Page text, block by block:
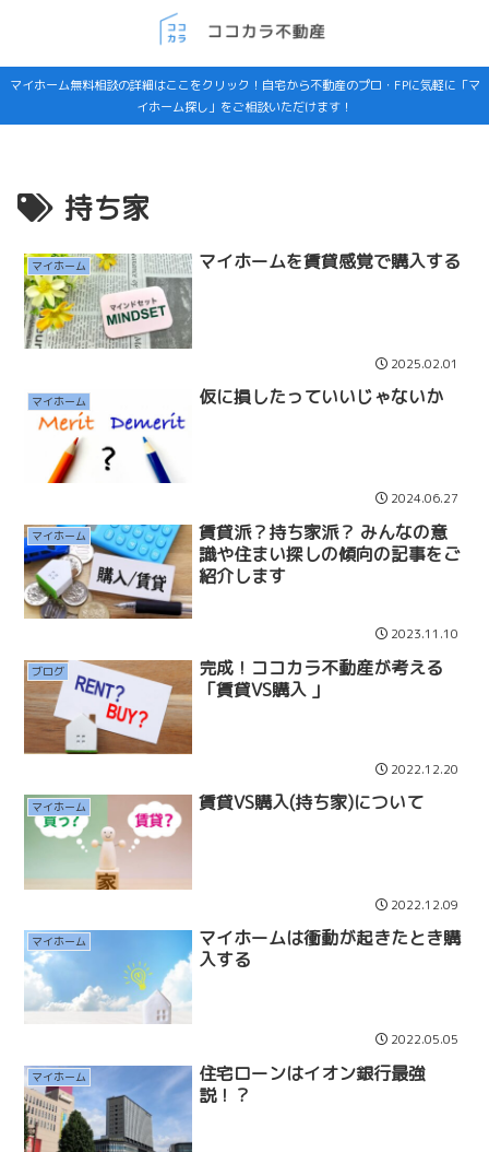
マイホーム無料相談の詳細はここをクリック！自宅から不動産のプロ・FPに気軽に「マ
イホーム探し」をご相談いただけます！
持ち家
マイホーム マイホームを賃貸感覚で購入する
2025.02.01
マイホーム 仮に損したっていいじゃないか
2024.06.27
マイホーム
賃貸派？持ち家派？ みんなの意
識や住まい探しの傾向の記事をご
紹介します
2023.11.10
ブログ
完成！ココカラ不動産が考える
「賃貸VS購入 」
2022.12.20
マイホーム 賃貸VS購入(持ち家)について
2022.12.09
マイホーム
マイホームは衝動が起きたとき購
入する
2022.05.05
マイホーム
住宅ローンはイオン銀行最強
説！？